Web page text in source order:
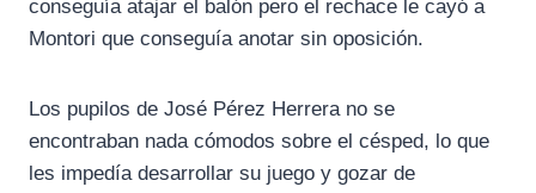
conseguía atajar el balón pero el rechace le cayó a
Montori que conseguía anotar sin oposición.
Los pupilos de José Pérez Herrera no se
encontraban nada cómodos sobre el césped, lo que
les impedía desarrollar su juego y gozar de